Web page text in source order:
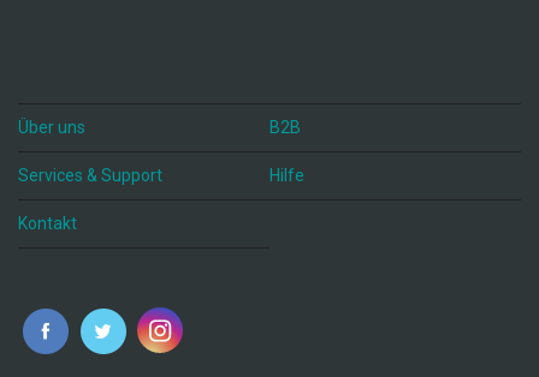
Über uns B2B
Services & Support Hilfe
Kontakt